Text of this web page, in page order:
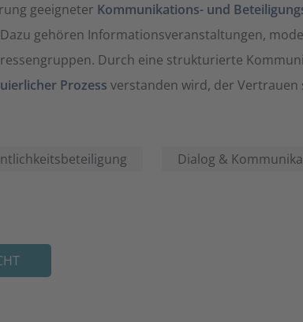
geeigneter Kommunikations- und
gehören Informationsveranstaltungen,
Durch eine strukturierte
Prozess verstanden wird, der
Dialog &